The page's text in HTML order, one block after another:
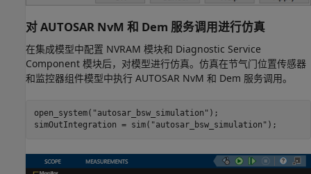
对 AUTOSAR NvM 和 Dem 服务调用进行仿真
在集成模型中配置 NVRAM 模块和 Diagnostic Service
Component 模块后，对模型进行仿真。仿真在节气门位置传感器
和监控器组件模型中执行 AUTOSAR NvM 和 Dem 服务调用。
open_system( "autosar_bsw_simulation" );
simOutIntegration = sim( "autosar_bsw_simulation" );